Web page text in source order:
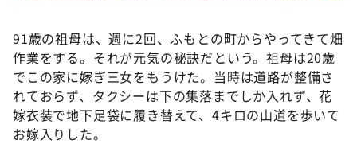
91歳の祖母は、週に2回、ふもとの町からやってきて畑
作業をする。それが元気の秘訣だという。祖母は20歳
でこの家に嫁ぎ三女をもうけた。当時は道路が整備さ
れておらず、タクシーは下の集落までしか入れず、花
嫁衣装で地下足袋に履き替えて、4キロの山道を歩いて
お嫁入りした。